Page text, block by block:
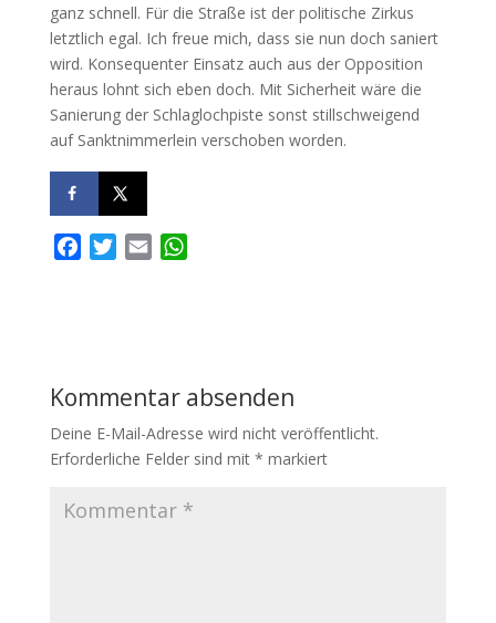
ganz schnell. Für die Straße ist der politische Zirkus
letztlich egal. Ich freue mich, dass sie nun doch saniert
wird. Konsequenter Einsatz auch aus der Opposition
heraus lohnt sich eben doch. Mit Sicherheit wäre die
Sanierung der Schlaglochpiste sonst stillschweigend
auf Sanktnimmerlein verschoben worden.
o
k
r
p
p
Kommentar absenden
Deine E-Mail-Adresse wird nicht veröffentlicht.
Erforderliche Felder sind mit * markiert